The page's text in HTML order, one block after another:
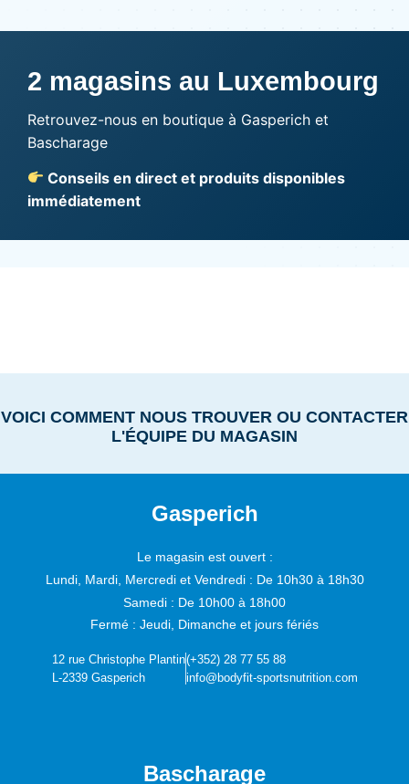
2 magasins au Luxembourg
Retrouvez-nous en boutique à Gasperich et
Bascharage
Conseils en direct et produits disponibles
immédiatement
VOICI COMMENT NOUS TROUVER OU CONTACTER
L'ÉQUIPE DU MAGASIN
Gasperich
Le magasin est ouvert :
Lundi, Mardi, Mercredi et Vendredi : De 10h30 à 18h30
Samedi : De 10h00 à 18h00
Fermé : Jeudi, Dimanche et jours fériés
12 rue Christophe Plantin
L-2339 Gasperich
(+352) 28 77 55 88
info@bodyfit-sportsnutrition.com
Bascharage